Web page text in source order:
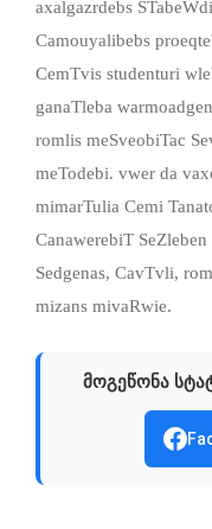
axalgazrdebs
Camouyalibebs
CemTvis studenturi
ganaTleba
romlis meSveobiTac
meTodebi. vwer da
mimarTulia Cemi
CanawerebiT
Sedgenas, CavTvli,
mizans mivaRwie.
მოგეწონა